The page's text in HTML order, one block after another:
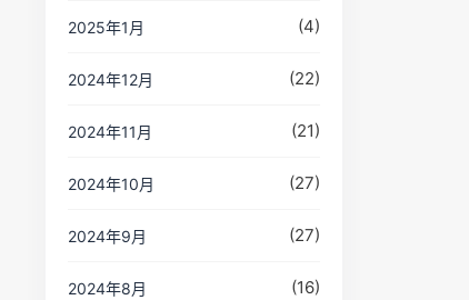
2025年1月 (4)
2024年12月 (22)
2024年11月 (21)
2024年10月 (27)
2024年9月 (27)
2024年8月 (16)